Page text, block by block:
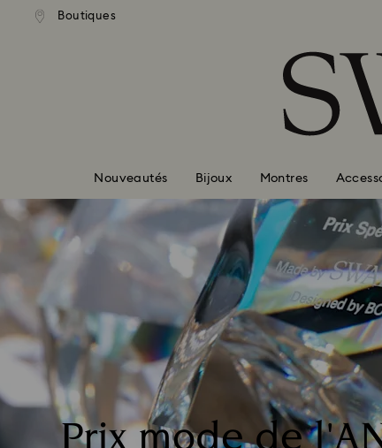
Accesskeys list
Boutiques
standard gratuite pour
supérieure à 110 CHF
Nouveautés Bijoux Montres